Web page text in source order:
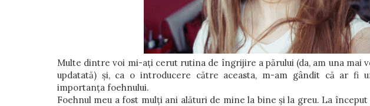
Multe dintre voi mi-ați cerut rutina de îngrijire a părului (da, am una mai
updatată) și, ca o introducere către aceasta, m-am gândit că ar fi
importanța foehnului.
Foehnul meu a fost mulți ani alături de mine la bine și la greu. La